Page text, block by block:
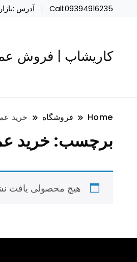
Call:09394916235 آدرس
کاریشاپ | فروش
Home فروشگاه خرید
برچسب: خرید
هیچ محصولی یافت